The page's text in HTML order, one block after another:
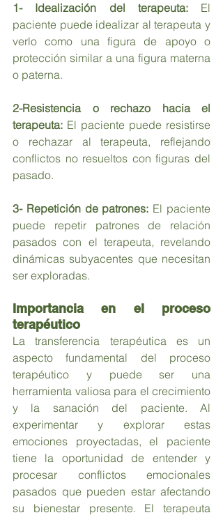
1- Idealización del terapeuta: El
paciente puede idealizar al terapeuta y
verlo como una figura de apoyo o
protección similar a una figura materna
o paterna.
2-Resistencia o rechazo hacia el
terapeuta: El paciente puede resistirse
o rechazar al terapeuta, reflejando
conflictos no resueltos con figuras del
pasado.
3- Repetición de patrones: El paciente
puede repetir patrones de relación
pasados con el terapeuta, revelando
dinámicas subyacentes que necesitan
ser exploradas.
Importancia en el proceso
terapéutico
La transferencia terapéutica es un
aspecto fundamental del proceso
terapéutico y puede ser una
herramienta valiosa para el crecimiento
y la sanación del paciente. Al
experimentar y explorar estas
emociones proyectadas, el paciente
tiene la oportunidad de entender y
procesar conflictos emocionales
pasados que pueden estar afectando
su bienestar presente. El terapeuta